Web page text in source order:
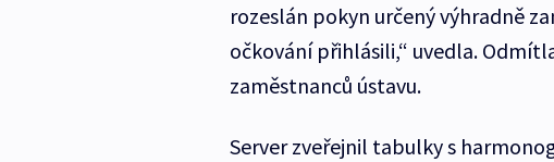
rozeslán pokyn určený výhradně
očkování přihlásili,“ uvedla.
zaměstnanců ústavu.
Server zveřejnil tabulky s